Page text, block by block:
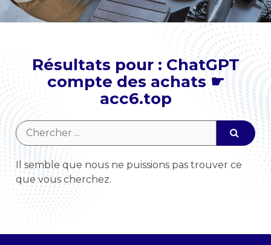
Résultats pour : ChatGPT
compte des achats ☛
acc6.top
Il semble que nous ne puissions pas trouver ce
que vous cherchez.